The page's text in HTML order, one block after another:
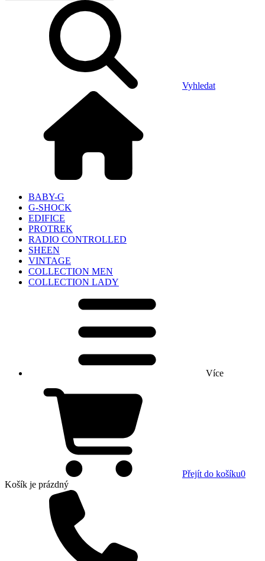
Vyhledat
BABY-G
G-SHOCK
EDIFICE
PROTREK
RADIO CONTROLLED
SHEEN
VINTAGE
COLLECTION MEN
COLLECTION LADY
Více
Přejít do košíku0
Košík je prázdný